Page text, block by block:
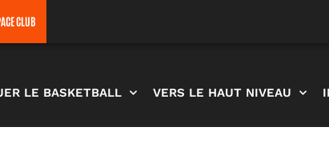
CLUB
LE BASKETBALL VERS LE HAUT NIVEAU